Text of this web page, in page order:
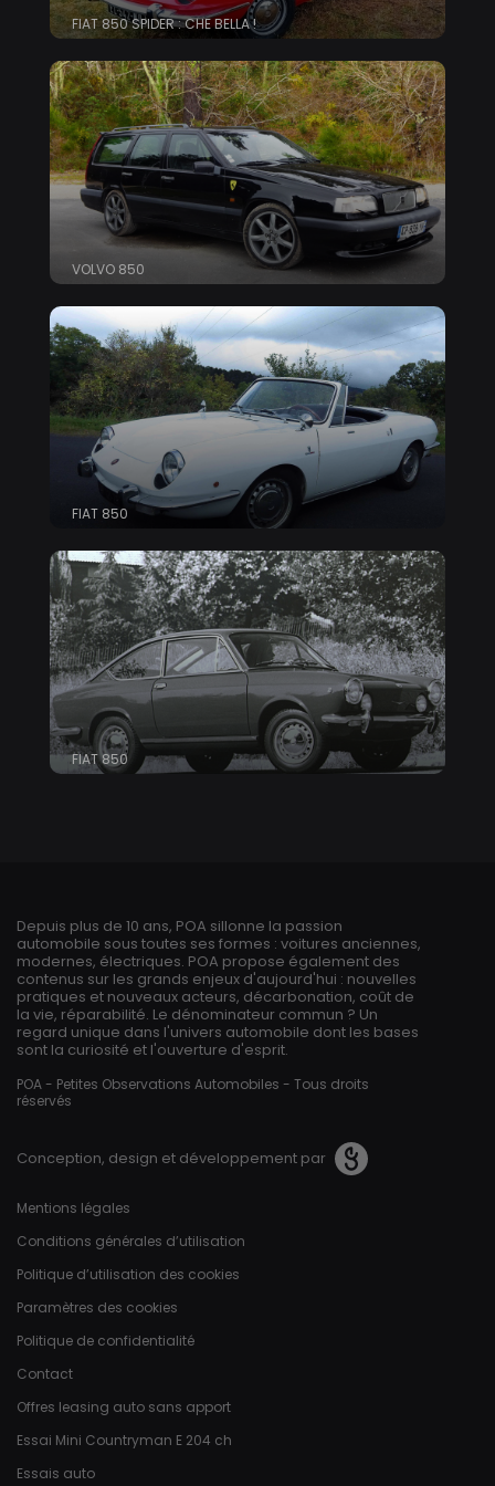
FIAT 850 SPIDER : CHE BELLA !
VOLVO 850
FIAT 850
FIAT 850
Depuis plus de 10 ans, POA sillonne la passion
automobile sous toutes ses formes : voitures anciennes,
modernes, électriques. POA propose également des
contenus sur les grands enjeux d'aujourd'hui : nouvelles
pratiques et nouveaux acteurs, décarbonation, coût de
la vie, réparabilité. Le dénominateur commun ? Un
regard unique dans l'univers automobile dont les bases
sont la curiosité et l'ouverture d'esprit.
POA - Petites Observations Automobiles - Tous droits
réservés
Conception, design et développement par
Pied de page
Mentions légales
Conditions générales d’utilisation
Politique d’utilisation des cookies
Paramètres des cookies
Politique de confidentialité
Contact
Offres leasing auto sans apport
Essai Mini Countryman E 204 ch
Essais auto